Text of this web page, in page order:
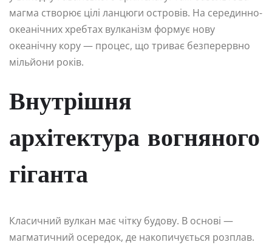
магма створює цілі ланцюги островів. На серединно-
океанічних хребтах вулканізм формує нову
океанічну кору — процес, що триває безперервно
мільйони років.
Внутрішня
архітектура вогняного
гіганта
Класичний вулкан має чітку будову. В основі —
магматичний осередок, де накопичується розплав.